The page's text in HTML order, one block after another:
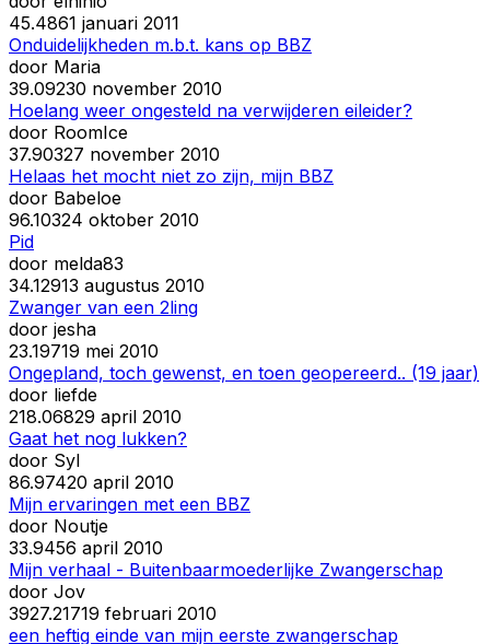
45.4861 januari 2011
Onduidelijkheden m.b.t. kans op BBZ
door Maria
39.09230 november 2010
Hoelang weer ongesteld na verwijderen eileider?
door RoomIce
37.90327 november 2010
Helaas het mocht niet zo zijn, mijn BBZ
door Babeloe
96.10324 oktober 2010
Pid
door melda83
34.12913 augustus 2010
Zwanger van een 2ling
door jesha
23.19719 mei 2010
Ongepland, toch gewenst, en toen geopereerd.. (19 jaar)
door liefde
218.06829 april 2010
Gaat het nog lukken?
door Syl
86.97420 april 2010
Mijn ervaringen met een BBZ
door Noutje
33.9456 april 2010
Mijn verhaal - Buitenbaarmoederlijke Zwangerschap
door Jov
3927.21719 februari 2010
een heftig einde van mijn eerste zwangerschap